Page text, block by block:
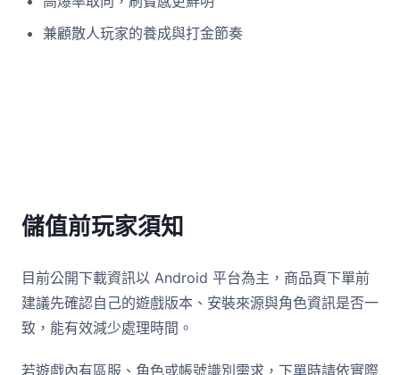
兼顧散人玩家的養成與打金節奏
儲值前玩家須知
目前公開下載資訊以 Android 平台為主，商品頁下單前
建議先確認自己的遊戲版本、安裝來源與角色資訊是否一
致，能有效減少處理時間。
若遊戲內有區服、角色或帳號識別需求，下單時請依實際